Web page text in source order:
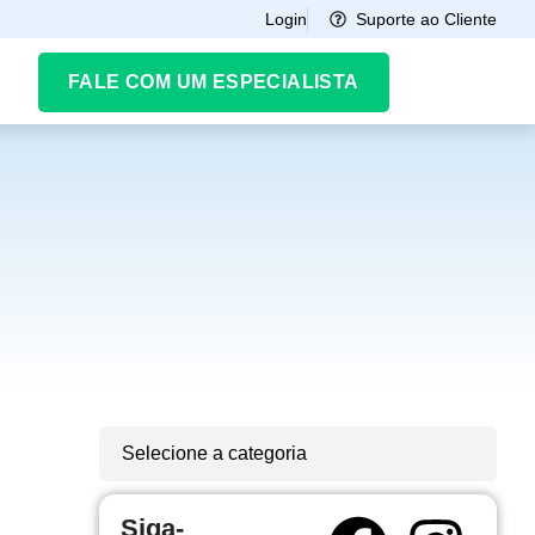
Login Suporte ao Cliente
FALE COM UM ESPECIALISTA
Selecione a categoria
Siga-